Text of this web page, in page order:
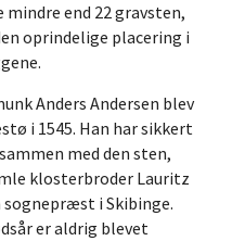
end 22 gravsten,
oprindelige placering i
Anders Andersen blev
i 1545. Han har sikkert
med den sten,
klosterbroder Lauritz
sognepræst i Skibinge.
er aldrig blevet